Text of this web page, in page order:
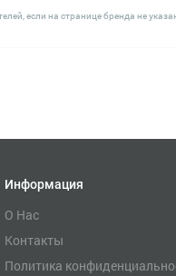
если на странице бренда не
Информация
О Нас
Контакты
Политика